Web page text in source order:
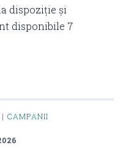
dispoziție și
disponibile 7
| CAMPANII